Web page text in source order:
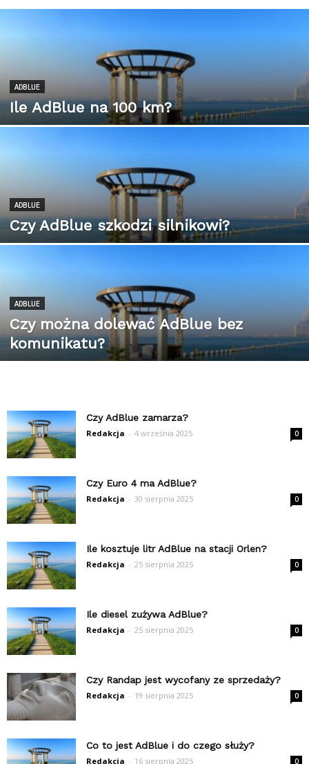
ADBLUE
Ile AdBlue na 100 km?
ADBLUE
Czy AdBlue szkodzi silnikowi?
ADBLUE
Czy można dolewać AdBlue bez
komunikatu?
Czy AdBlue zamarza?
Redakcja - 4 września 2025 0
Czy Euro 4 ma AdBlue?
Redakcja - 30 sierpnia 2025 0
Ile kosztuje litr AdBlue na stacji Orlen?
Redakcja - 25 sierpnia 2025 0
Ile diesel zużywa AdBlue?
Redakcja - 25 sierpnia 2025 0
Czy Randap jest wycofany ze sprzedaży?
Redakcja - 19 sierpnia 2025 0
Co to jest AdBlue i do czego służy?
Redakcja - 16 sierpnia 2025 0